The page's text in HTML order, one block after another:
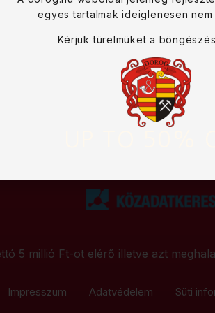
5 millió Ft-ot elérő illetve azt
Impresszum Adatvédelem Süti
egyes tartalmak ideiglenesen
Kérjük türelmüket a